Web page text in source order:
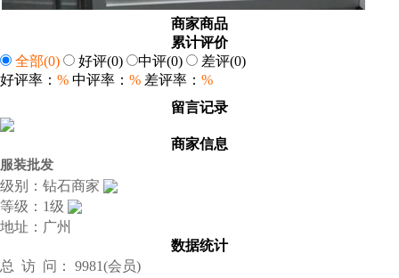
商家商品
累计评价
全部(0) 好评(0) 中评(0) 差评(0)
好评率： % 中评率： % 差评率： %
留言记录
商家信息
服装批发
级别：钻石商家
等级：1级
地址：广州
数据统计
总 访 问： 9981(会员)